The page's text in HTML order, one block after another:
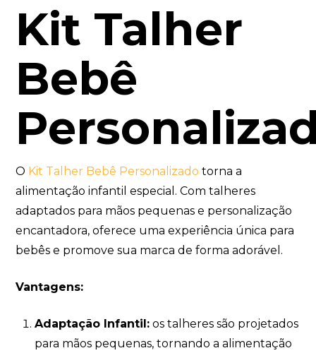
Kit Talher
Bebê
O Kit Talher Bebê Personalizado torna a
alimentação infantil especial. Com talheres
adaptados para mãos pequenas e personalização
encantadora, oferece uma experiência única para
bebês e promove sua marca de forma adorável.
Vantagens:
Adaptação Infantil:os talheres são projetados
para mãos pequenas, tornando a alimentação